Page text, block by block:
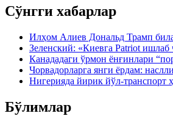
Сўнгги хабарлар
Илҳом Алиев Дональд Трамп
Зеленский: «Киевга Patriot
Канададаги ўрмон ёнғинлари
Чорвадорларга янги ёрдам:
Нигерияда йирик йўл-транспорт
Бўлимлар